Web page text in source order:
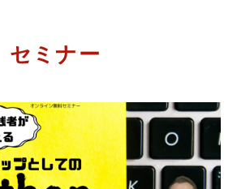
セミナー